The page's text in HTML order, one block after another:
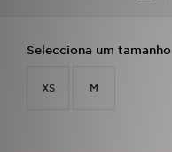
Selecciona um tamanho
XS M